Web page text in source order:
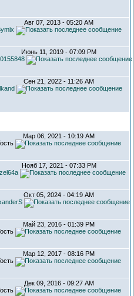
Авг 07, 2013 - 05:20 AM
Июнь 11, 2019 - 07:09 PM
Сен 21, 2022 - 11:26 AM
Мар 06, 2021 - 10:19 AM
Нояб 17, 2021 - 07:33 PM
Окт 05, 2024 - 04:19 AM
Май 23, 2016 - 01:39 PM
Мар 12, 2017 - 08:16 PM
Дек 09, 2016 - 09:27 AM